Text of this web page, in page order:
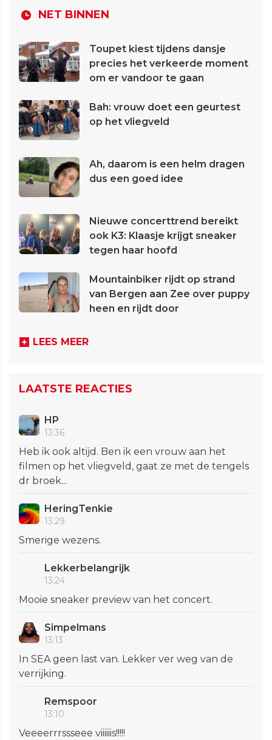
NET BINNEN
Toupet kiest tijdens dansje
precies het verkeerde moment
om er vandoor te gaan
Bah: vrouw doet een geurtest
op het vliegveld
Ah, daarom is een helm dragen
dus een goed idee
Nieuwe concerttrend bereikt
ook K3: Klaasje krijgt sneaker
tegen haar hoofd
Mountainbiker rijdt op strand
van Bergen aan Zee over puppy
heen en rijdt door
LEES MEER
LAATSTE REACTIES
HP
13:36
Heb ik ook altijd. Ben ik een vrouw aan het
filmen op het vliegveld, gaat ze met de tengels
dr broek...
HeringTenkie
13:29
Smerige wezens.
Lekkerbelangrijk
13:24
Mooie sneaker preview van het concert.
Simpelmans
13:13
In SEA geen last van. Lekker ver weg van de
verrijking.
Remspoor
13:10
Veeeerrrssseee viiiiiis!!!!!